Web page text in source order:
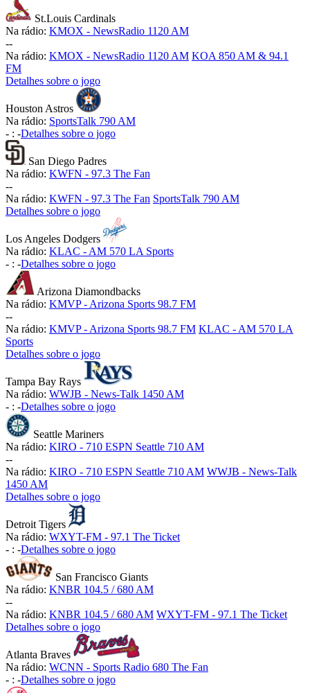
St.Louis Cardinals
Na rádio: KMOX - NewsRadio 1120 AM
--
Na rádio: KMOX - NewsRadio 1120 AM KOA 850 AM & 94.1
FM
Detalhes sobre o jogo
Houston Astros
Na rádio: SportsTalk 790 AM
- : -Detalhes sobre o jogo
San Diego Padres
Na rádio: KWFN - 97.3 The Fan
--
Na rádio: KWFN - 97.3 The Fan SportsTalk 790 AM
Detalhes sobre o jogo
Los Angeles Dodgers
Na rádio: KLAC - AM 570 LA Sports
- : -Detalhes sobre o jogo
Arizona Diamondbacks
Na rádio: KMVP - Arizona Sports 98.7 FM
--
Na rádio: KMVP - Arizona Sports 98.7 FM KLAC - AM 570 LA
Sports
Detalhes sobre o jogo
Tampa Bay Rays
Na rádio: WWJB - News-Talk 1450 AM
- : -Detalhes sobre o jogo
Seattle Mariners
Na rádio: KIRO - 710 ESPN Seattle 710 AM
--
Na rádio: KIRO - 710 ESPN Seattle 710 AM WWJB - News-Talk
1450 AM
Detalhes sobre o jogo
Detroit Tigers
Na rádio: WXYT-FM - 97.1 The Ticket
- : -Detalhes sobre o jogo
San Francisco Giants
Na rádio: KNBR 104.5 / 680 AM
--
Na rádio: KNBR 104.5 / 680 AM WXYT-FM - 97.1 The Ticket
Detalhes sobre o jogo
Atlanta Braves
Na rádio: WCNN - Sports Radio 680 The Fan
- : -Detalhes sobre o jogo